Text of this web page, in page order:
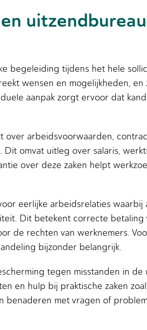
begeleiding tijdens het hele
wensen en mogelijkheden,
aanpak zorgt ervoor dat
arbeidsvoorwaarden,
omvat uitleg over salaris,
over deze zaken helpt
eerlijke arbeidsrelaties
Dit betekent correcte betaling
de rechten van werknemers.
bijzonder belangrijk.
tegen misstanden in
en hulp bij praktische zaken
benaderen met vragen of